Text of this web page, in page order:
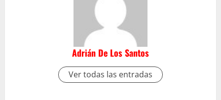
Adrián De Los Santos
Ver todas las entradas